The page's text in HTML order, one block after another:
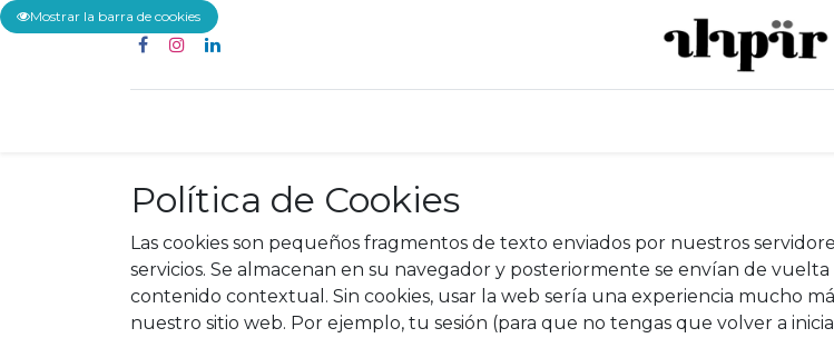
Política de Cookies
Las cookies son pequeños fragmentos de texto enviados por nuestros
servicios. Se almacenan en su navegador y posteriormente se envían de
contenido contextual. Sin cookies, usar la web sería una experiencia mucho
nuestro sitio web. Por ejemplo, tu sesión (para que no tengas que volver a
Mostrar la barra de cookies